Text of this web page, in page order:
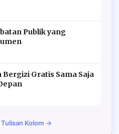
Publik yang
Gratis Sama Saja
Tulisan Kolom →